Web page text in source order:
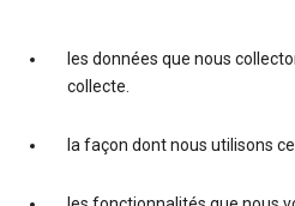
les données que nous
collecte.
la façon dont nous utilisons